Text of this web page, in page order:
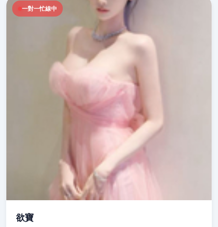
一對一忙線中
欲寶